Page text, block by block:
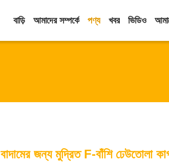
বাড়ি আমাদের সম্পর্কে পণ্য খবর ভিডিও
বাদামের জন্য মুদ্রিত F-বাঁশি ঢেউতোলা